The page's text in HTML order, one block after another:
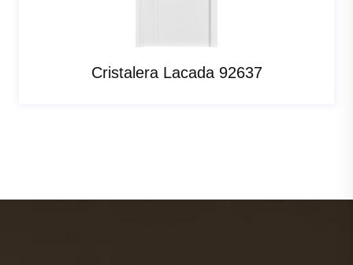
Cristalera Lacada 92637